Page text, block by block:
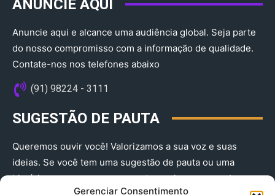
Gerenciar Consentimento
ANUNCIE AQUI
Anuncie aqui e alcance uma audiência global. Seja parte
do nosso compromisso com a informação de qualidade.
Contate-nos nos telefones abaixo
(91) 98224 - 3111
SUGESTÃO DE PAUTA
Queremos ouvir você! Valorizamos a sua voz e suas
ideias. Se você tem uma sugestão de pauta ou uma
história que merece ser contada, envie-nos agora!